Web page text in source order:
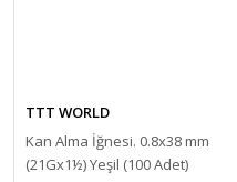
TTT WORLD
Kan Alma İğnesi. 0.8x38 mm
(21Gx1½) Yeşil (100 Adet)